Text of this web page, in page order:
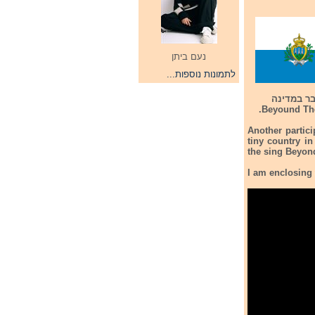
נעם ביתן
לתמונות נוספות...
הפעם מדובר במדינה
Another
tiny country in
the sing
I am